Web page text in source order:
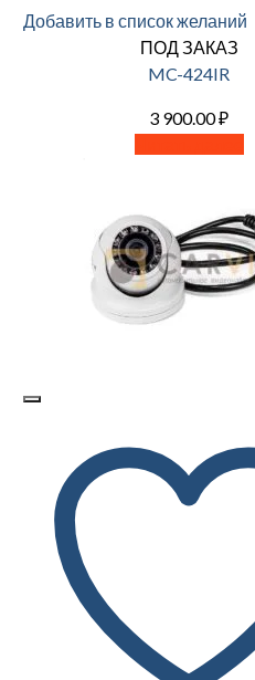
Добавить в список желаний
ПОД ЗАКАЗ
MC-424IR
3 900.00₽